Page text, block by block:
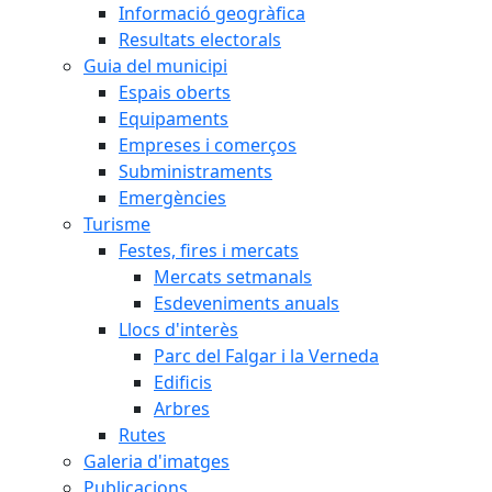
Informació geogràfica
Resultats electorals
Guia del municipi
Espais oberts
Equipaments
Empreses i comerços
Subministraments
Emergències
Turisme
Festes, fires i mercats
Mercats setmanals
Esdeveniments anuals
Llocs d'interès
Parc del Falgar i la Verneda
Edificis
Arbres
Rutes
Galeria d'imatges